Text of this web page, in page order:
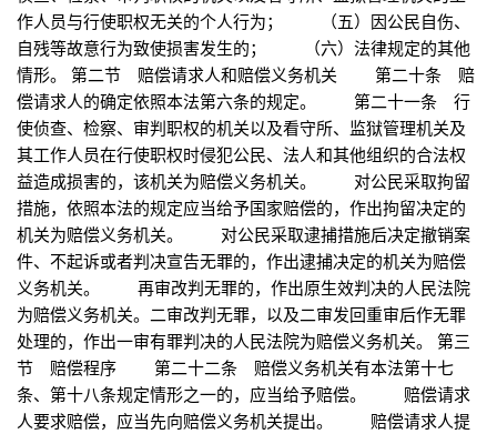
作人员与行使职权无关的个人行为； （五）因公民自伤、
自残等故意行为致使损害发生的； （六）法律规定的其他
情形。 第二节 赔偿请求人和赔偿义务机关 第二十条 赔
偿请求人的确定依照本法第六条的规定。 第二十一条 行
使侦查、检察、审判职权的机关以及看守所、监狱管理机关及
其工作人员在行使职权时侵犯公民、法人和其他组织的合法权
益造成损害的，该机关为赔偿义务机关。 对公民采取拘留
措施，依照本法的规定应当给予国家赔偿的，作出拘留决定的
机关为赔偿义务机关。 对公民采取逮捕措施后决定撤销案
件、不起诉或者判决宣告无罪的，作出逮捕决定的机关为赔偿
义务机关。 再审改判无罪的，作出原生效判决的人民法院
为赔偿义务机关。二审改判无罪，以及二审发回重审后作无罪
处理的，作出一审有罪判决的人民法院为赔偿义务机关。 第三
节 赔偿程序 第二十二条 赔偿义务机关有本法第十七
条、第十八条规定情形之一的，应当给予赔偿。 赔偿请求
人要求赔偿，应当先向赔偿义务机关提出。 赔偿请求人提